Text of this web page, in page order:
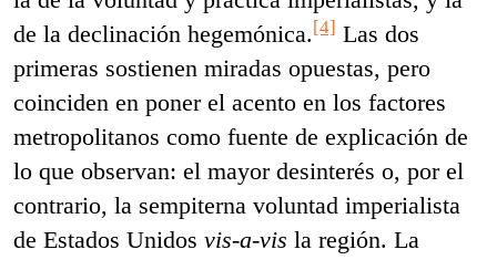
de la declinación hegemónica.[4] Las dos
primeras sostienen miradas opuestas, pero
coinciden en poner el acento en los factores
metropolitanos como fuente de explicación de
lo que observan: el mayor desinterés o, por el
contrario, la sempiterna voluntad imperialista
de Estados Unidos vis-a-vis la región. La